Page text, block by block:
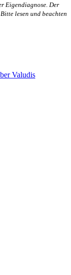
Eigendiagnose. Der
lesen und beachten
Valudis